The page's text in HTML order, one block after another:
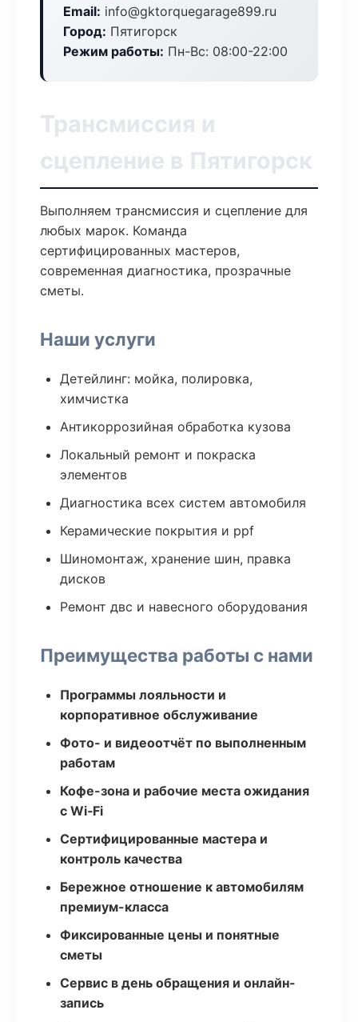
Email: info@gktorquegarage899.ru
Город: Пятигорск
Режим работы: Пн-Вс: 08:00-22:00
Трансмиссия и
сцепление в Пятигорск
Выполняем трансмиссия и сцепление для
любых марок. Команда
сертифицированных мастеров,
современная диагностика, прозрачные
сметы.
Наши услуги
Детейлинг: мойка, полировка,
химчистка
Антикоррозийная обработка кузова
Локальный ремонт и покраска
элементов
Диагностика всех систем автомобиля
Керамические покрытия и ppf
Шиномонтаж, хранение шин, правка
дисков
Ремонт двс и навесного оборудования
Преимущества работы с нами
Программы лояльности и
корпоративное обслуживание
Фото- и видеоотчёт по выполненным
работам
Кофе-зона и рабочие места ожидания
с Wi‑Fi
Сертифицированные мастера и
контроль качества
Бережное отношение к автомобилям
премиум-класса
Фиксированные цены и понятные
сметы
Сервис в день обращения и онлайн-
запись